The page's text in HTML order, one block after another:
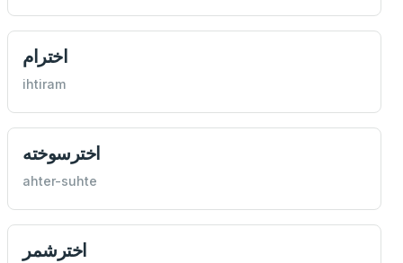
اخترام
ihtiram
اخترسوخته
ahter-suhte
اخترشمر